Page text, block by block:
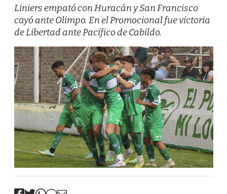
Liniers empató con Huracán y San Francisco
cayó ante Olimpo. En el Promocional fue victoria
de Libertad ante Pacífico de Cabildo.